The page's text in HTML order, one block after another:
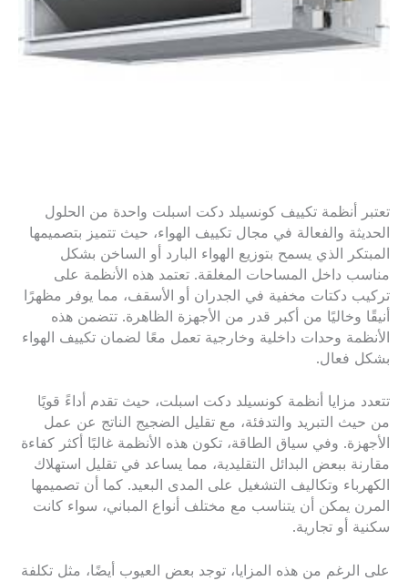
تعتبر أنظمة تكييف كونسيلد دكت اسبلت واحدة من الحلول
الحديثة والفعالة في مجال تكييف الهواء، حيث تتميز بتصميمها
المبتكر الذي يسمح بتوزيع الهواء البارد أو الساخن بشكل
مناسب داخل المساحات المغلقة. تعتمد هذه الأنظمة على
تركيب دكتات مخفية في الجدران أو الأسقف، مما يوفر مظهرًا
أنيقًا وخاليًا من أكبر قدر من الأجهزة الظاهرة. تتضمن هذه
الأنظمة وحدات داخلية وخارجية تعمل معًا لضمان تكييف الهواء
بشكل فعال.
تتعدد مزايا أنظمة كونسيلد دكت اسبلت، حيث تقدم أداءً قويًا
من حيث التبريد والتدفئة، مع تقليل الضجيج الناتج عن عمل
الأجهزة. وفي سياق الطاقة، تكون هذه الأنظمة غالبًا أكثر كفاءة
مقارنة ببعض البدائل التقليدية، مما يساعد في تقليل استهلاك
الكهرباء وتكاليف التشغيل على المدى البعيد. كما أن تصميمها
المرن يمكن أن يتناسب مع مختلف أنواع المباني، سواء كانت
سكنية أو تجارية.
على الرغم من هذه المزايا، توجد بعض العيوب أيضًا، مثل تكلفة